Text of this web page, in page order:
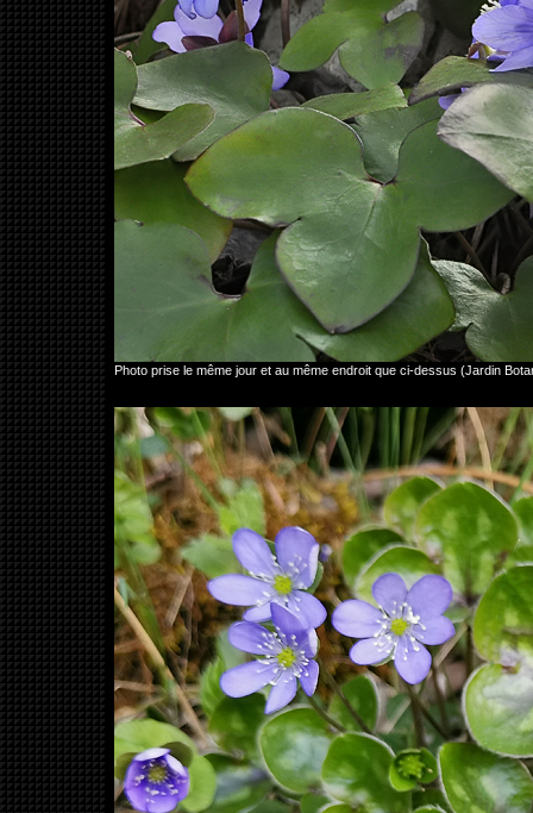
Photo prise le même jour et au même endroit que ci-dessus (Jardin